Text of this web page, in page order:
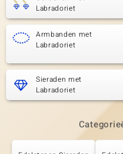
Labradoriet
Armbanden met
Labradoriet
Sieraden met
Labradoriet